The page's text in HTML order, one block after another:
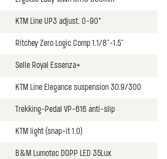
KTM Line UP3 adjust. 0-90°
Ritchey Zero Logic Comp 1.1/8"-1.5"
Selle Royal Essenza+
KTM Line Elegance suspension 30.9/300
Trekking-Pedal VP-616 anti-slip
KTM light (snap-it 1.0)
B&M Lumotec DOPP LED 35Lux